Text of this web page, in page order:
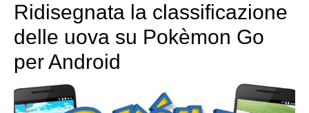
Ridisegnata la classificazione
delle uova su Pokèmon Go
per Android